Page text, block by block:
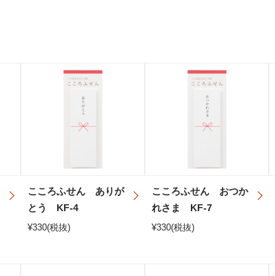
こころふせん ありが
とう KF-4
¥330(税抜)
こころふせん おつか
れさま KF-7
¥330(税抜)